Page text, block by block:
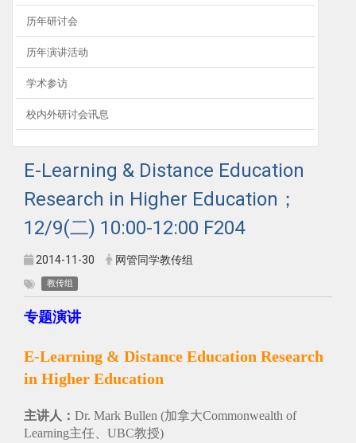
历年研讨会
历年演讲活动
学术参访
校内外研讨会讯息
E-Learning & Distance Education
Research in Higher Education；
12/9(二) 10:00-12:00 F204
2014-11-30 网管同学教传组
教传组
专题演讲
E-Learning & Distance Education Research
in Higher Education
主讲人： Dr. Mark Bullen (加拿大Commonwealth of
Learning主任、UBC教授)